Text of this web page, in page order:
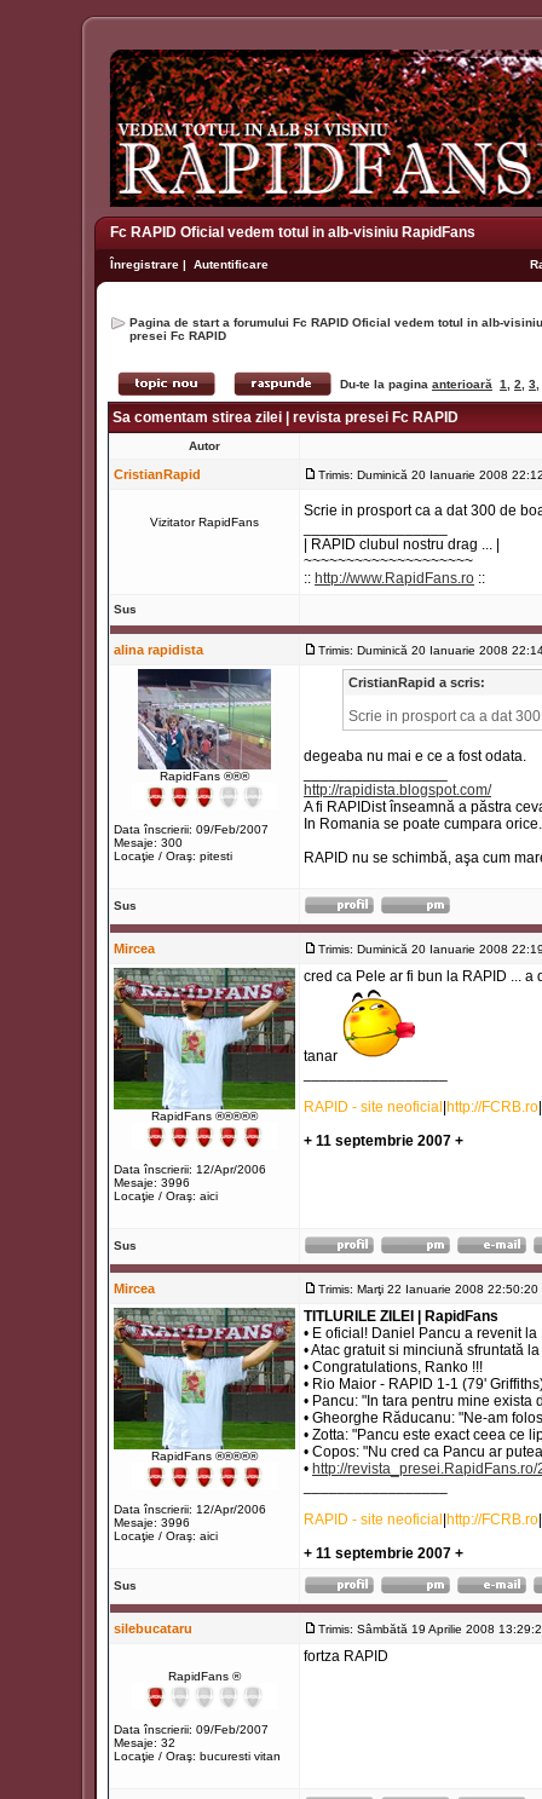
Fc RAPID Oficial vedem totul in alb-visiniu RapidFans
Înregistrare | Autentificare
Pagina de start a forumului Fc RAPID Oficial vedem totul in alb-
presei Fc RAPID
Du-te la pagina anterioară 1 2 3
Sa comentam stirea zilei | revista presei Fc RAPID
Autor
CristianRapid Trimis: Duminică 20 Ianuarie 2008
Vizitator RapidFans
Scrie in prosport ca a dat 300 de
| RAPID clubul nostru drag ... |
~~~~~~~~~~~~~~~~~~~~
:: http://www.RapidFans.ro ::
Sus
alina rapidista Trimis: Duminică 20 Ianuarie 2008
RapidFans ®®®
Data înscrierii: 09/Feb/2007
Mesaje: 300
Locaţie / Oraş: pitesti
CristianRapid a scris:
Scrie in prosport ca a dat
degeaba nu mai e ce a fost odata.
http://rapidista.blogspot.com/
A fi RAPIDist înseamnă a păstra
In Romania se poate cumpara
RAPID nu se schimbă, aşa cum
Sus
Mircea Trimis: Duminică 20 Ianuarie 2008
RapidFans ®®®®®
Data înscrierii: 12/Apr/2006
Mesaje: 3996
Locaţie / Oraş: aici
cred ca Pele ar fi bun la RAPID ...
tanar
RAPID - site neoficial http://FCRB.ro
+ 11 septembrie 2007 +
Sus
Mircea Trimis: Marţi 22 Ianuarie 2008 22:50:20
RapidFans ®®®®®
Data înscrierii: 12/Apr/2006
Mesaje: 3996
Locaţie / Oraş: aici
TITLURILE ZILEI | RapidFans
• E oficial! Daniel Pancu a revenit
• Atac gratuit si minciună sfruntată
• Congratulations, Ranko !!!
• Rio Maior - RAPID 1-1 (79'
• Pancu: "In tara pentru mine exista
• Gheorghe Răducanu: "Ne-am
• Zotta: "Pancu este exact ceea ce
• Copos: "Nu cred ca Pancu ar
• http://
RAPID - site neoficial http://FCRB.ro
+ 11 septembrie 2007 +
Sus
silebucataru Trimis: Sâmbătă 19 Aprilie 2008
RapidFans ®
Data înscrierii: 09/Feb/2007
Mesaje: 32
Locaţie / Oraş: bucuresti vitan
fortza RAPID